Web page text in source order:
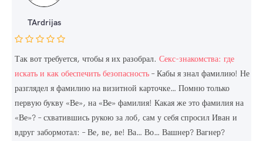
TArdrijas
Так вот требуется, чтобы я их разобрал. Секс-знакомства: где
искать и как обеспечить безопасность – Кабы я знал фамилию! Не
разглядел я фамилию на визитной карточке… Помню только
первую букву «Ве», на «Ве» фамилия! Какая же это фамилия на
«Ве»? – схватившись рукою за лоб, сам у себя спросил Иван и
вдруг забормотал: – Ве, ве, ве! Ва… Во… Вашнер? Вагнер?